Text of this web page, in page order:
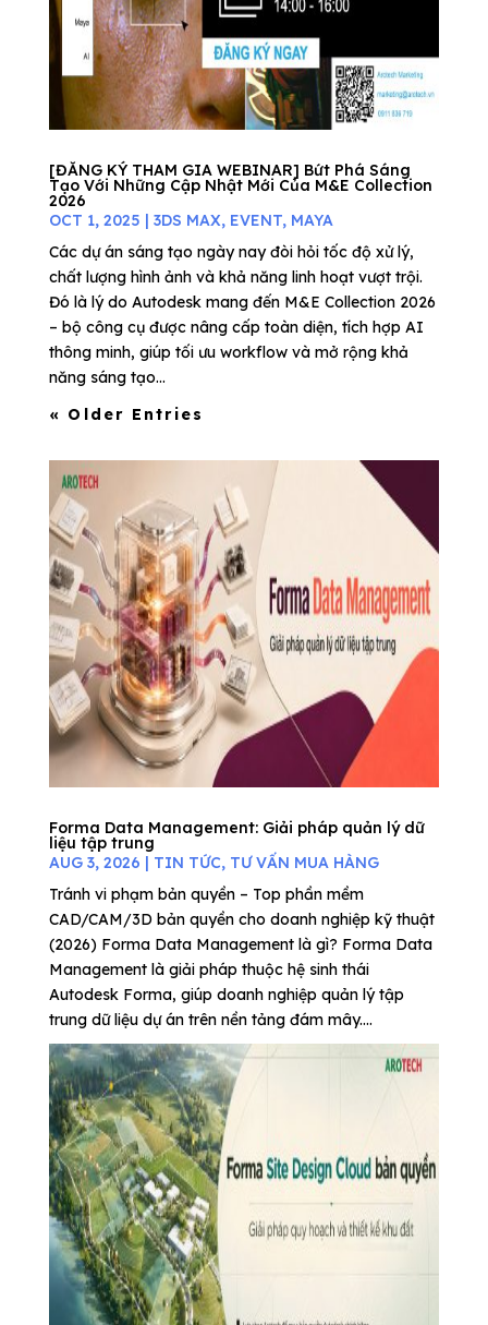
[ĐĂNG KÝ THAM GIA WEBINAR] Bứt Phá Sáng
Tạo Với Những Cập Nhật Mới Của M&E Collection
2026
OCT 1, 2025 | 3DS MAX, EVENT, MAYA
Các dự án sáng tạo ngày nay đòi hỏi tốc độ xử lý,
chất lượng hình ảnh và khả năng linh hoạt vượt trội.
Đó là lý do Autodesk mang đến M&E Collection 2026
– bộ công cụ được nâng cấp toàn diện, tích hợp AI
thông minh, giúp tối ưu workflow và mở rộng khả
năng sáng tạo...
« Older Entries
Forma Data Management: Giải pháp quản lý dữ
liệu tập trung
AUG 3, 2026 | TIN TỨC, TƯ VẤN MUA HÀNG
Tránh vi phạm bản quyền – Top phần mềm
CAD/CAM/3D bản quyền cho doanh nghiệp kỹ thuật
(2026) Forma Data Management là gì? Forma Data
Management là giải pháp thuộc hệ sinh thái
Autodesk Forma, giúp doanh nghiệp quản lý tập
trung dữ liệu dự án trên nền tảng đám mây....